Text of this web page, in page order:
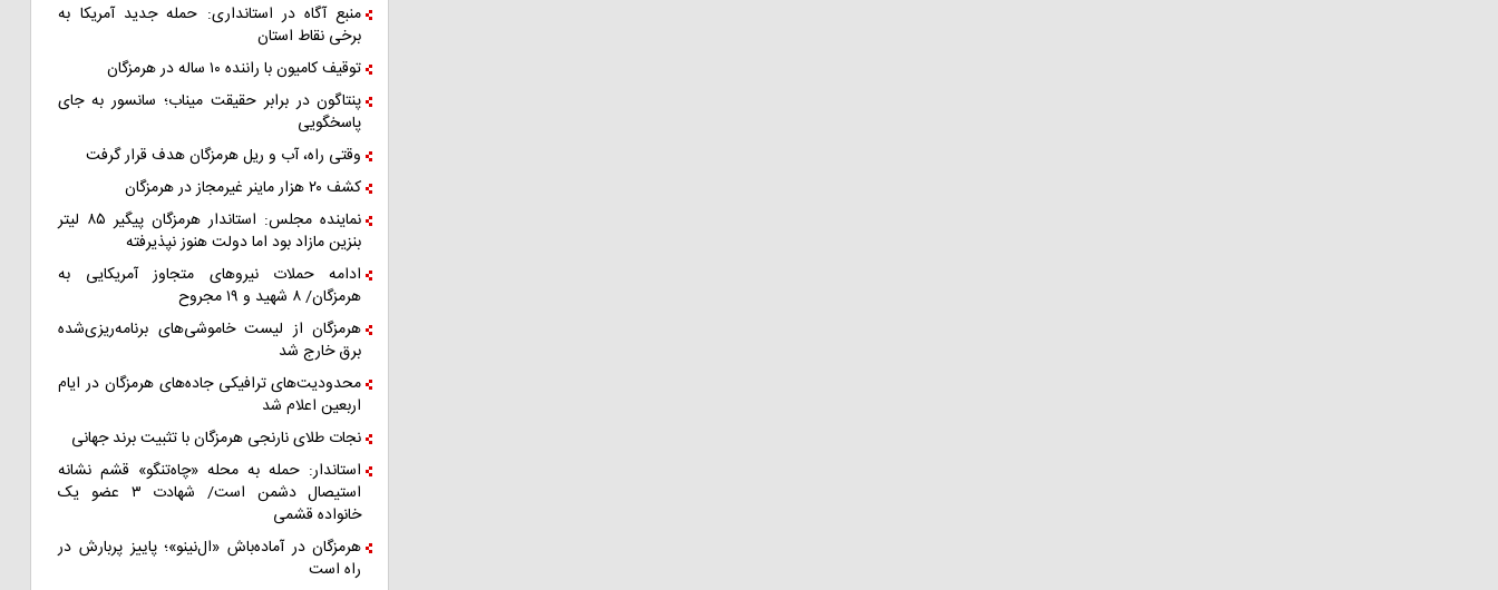
منبع آگاه در استانداری: حمله جدید آمریکا به
برخی نقاط استان
توقیف کامیون با راننده ۱۰ ساله در هرمزگان
پنتاگون در برابر حقیقت میناب؛ سانسور به جای
پاسخگویی
وقتی راه، آب و ریل هرمزگان هدف قرار گرفت
کشف ۲۰ هزار ماینر غیرمجاز در هرمزگان
نماینده مجلس: استاندار هرمزگان پیگیر ۸۵ لیتر
بنزین مازاد بود اما دولت هنوز نپذیرفته
ادامه حملات نیروهای متجاوز آمریکایی به
هرمزگان/ ۸ شهید و ۱۹ مجروح
هرمزگان از لیست خاموشی‌های برنامه‌ریزی‌شده
برق خارج شد
محدودیت‌های ترافیکی جاده‌های هرمزگان در ایام
اربعین اعلام شد
نجات طلای نارنجی هرمزگان با تثبیت برند جهانی
استاندار: حمله به محله «چاه‌تنگو» قشم نشانه
استیصال دشمن است/ شهادت ۳ عضو یک
خانواده قشمی
هرمزگان در آماده‌باش «ال‌نینو»؛ پاییز پربارش در
راه است